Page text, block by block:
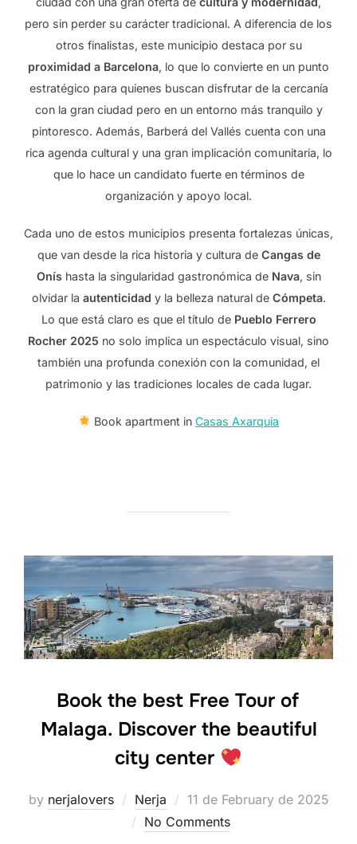
pero sin perder su carácter tradicional. A diferencia de los
otros finalistas, este municipio destaca por su
proximidad a Barcelona, lo que lo convierte en un punto
estratégico para quienes buscan disfrutar de la cercanía
con la gran ciudad pero en un entorno más tranquilo y
pintoresco. Además, Barberá del Vallés cuenta con una
rica agenda cultural y una gran implicación comunitaria, lo
que lo hace un candidato fuerte en términos de
organización y apoyo local.
Cada uno de estos municipios presenta fortalezas únicas,
que van desde la rica historia y cultura de Cangas de
Oníshasta la singularidad gastronómica de Nava, sin
olvidar la autenticidad y la belleza natural de Cómpeta.
Lo que está claro es que el título de Pueblo Ferrero
Rocher 2025 no solo implica un espectáculo visual, sino
también una profunda conexión con la comunidad, el
patrimonio y las tradiciones locales de cada lugar.
Book apartment inCasas Axarquia
Book the best Free Tour of
Malaga. Discover the beautiful
city center
by nerjalovers Nerja
Posted
on
11 de February de 2025
No Comments